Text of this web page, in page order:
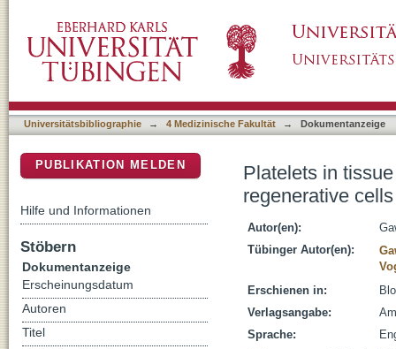
Universitätsbibliographie → 4 Medizinische Fakultät → Dokumentanzeige
Platelets in
regenerative cells
Autor(en):
Tübinger Autor(en):
Erschienen in:
Verlagsangabe:
Sprache:
PUBLIKATION MELDEN
Hilfe und Informationen
Stöbern
Dokumentanzeige
Erscheinungsdatum
Autoren
Titel